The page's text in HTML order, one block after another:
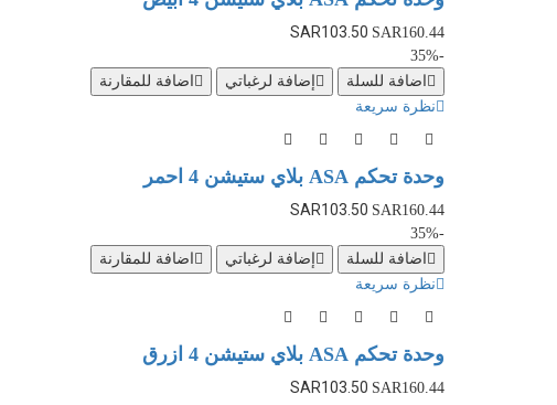
SAR103.50 SAR160.44
-35%
اضافة للسلة
إضافة لرغباتي
اضافة للمقارنة
نظرة سريعة
وحدة تحكم ASA بلاي ستيشن 4 احمر
SAR103.50 SAR160.44
-35%
اضافة للسلة
إضافة لرغباتي
اضافة للمقارنة
نظرة سريعة
وحدة تحكم ASA بلاي ستيشن 4 ازرق
SAR103.50 SAR160.44